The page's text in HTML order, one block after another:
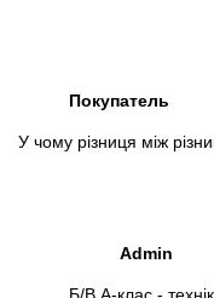
Покупатель
У чому різниця між
Admin